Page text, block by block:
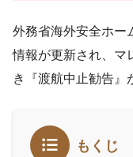
外務省海外安全ホー
情報が更新され、マ
き『渡航中止勧告』
もくじ